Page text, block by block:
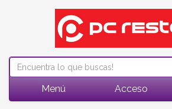
Menú Acceso